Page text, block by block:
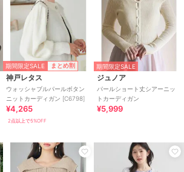
期間限定SALE まとめ割
神戸レタス
ウォッシャブルパールボタン
ニットカーディガン [C6798]
¥4,265
2点以上で5%OFF
期間限定SALE
ジュノア
パールショート丈シアーニッ
トカーディガン
¥5,999